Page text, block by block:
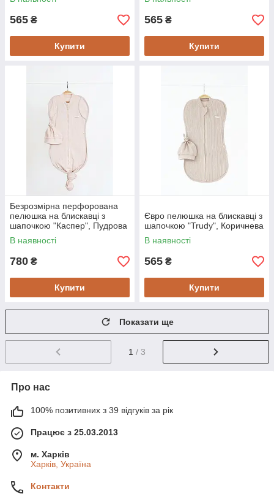
565 ₴
Купити
565 ₴
Купити
Безрозмірна перфорована
пелюшка на блискавці з
шапочкою "Каспер", Пудрова
В наявності
780 ₴
Купити
Євро пелюшка на блискавці з
шапочкою "Trudy", Коричнева
В наявності
565 ₴
Купити
Показати ще
1 / 3
Про нас
100% позитивних з 39 відгуків за рік
Працює з 25.03.2013
м. Харків
Харків, Україна
Контакти